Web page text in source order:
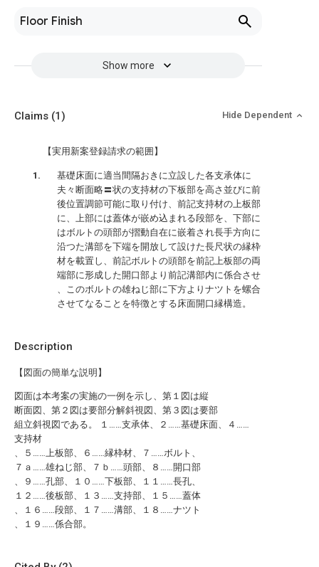
Floor Finish
Show more
Description
【図面の簡単な説明】
図面は本考案の実施の一例を示し、第１図は縦
断面図、第２図は要部分解斜視図、第３図は要部
組立斜視図である。 １……支承体、２……基礎床面、４……
支持材
、５……上板部、６……縁枠材、７……ボルト、
７ａ……雄ねじ部、７ｂ……頭部、８……開口部
、９……孔部、１０……下板部、１１……長孔、
１２……後板部、１３……支持部、１５……蓋体
、１６……段部、１７……溝部、１８……ナツト
、１９……係合部。
Claims (1) Hide Dependent
【実用新案登録請求の範囲】
基礎床面に適当間隔おきに立設した各支承体に
夫々断面略〓状の支持材の下板部を高さ並びに前
後位置調節可能に取り付け、前記支持材の上板部
に、上部には蓋体が嵌め込まれる段部を、下部に
はボルトの頭部が摺動自在に嵌着され長手方向に
沿つた溝部を下端を開放して設けた長尺状の縁枠
材を載置し、前記ボルトの頭部を前記上板部の両
端部に形成した開口部より前記溝部内に係合させ
、このボルトの雄ねじ部に下方よりナツトを螺合
させてなることを特徴とする床面開口縁構造。